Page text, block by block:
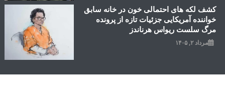
کشف لکه های احتمالی خون در خانه سابق
خواننده آمریکایی جزئیات تازه از پرونده
مرگ سلست ریواس هرناندز
مرداد ۲, ۱۴۰۵